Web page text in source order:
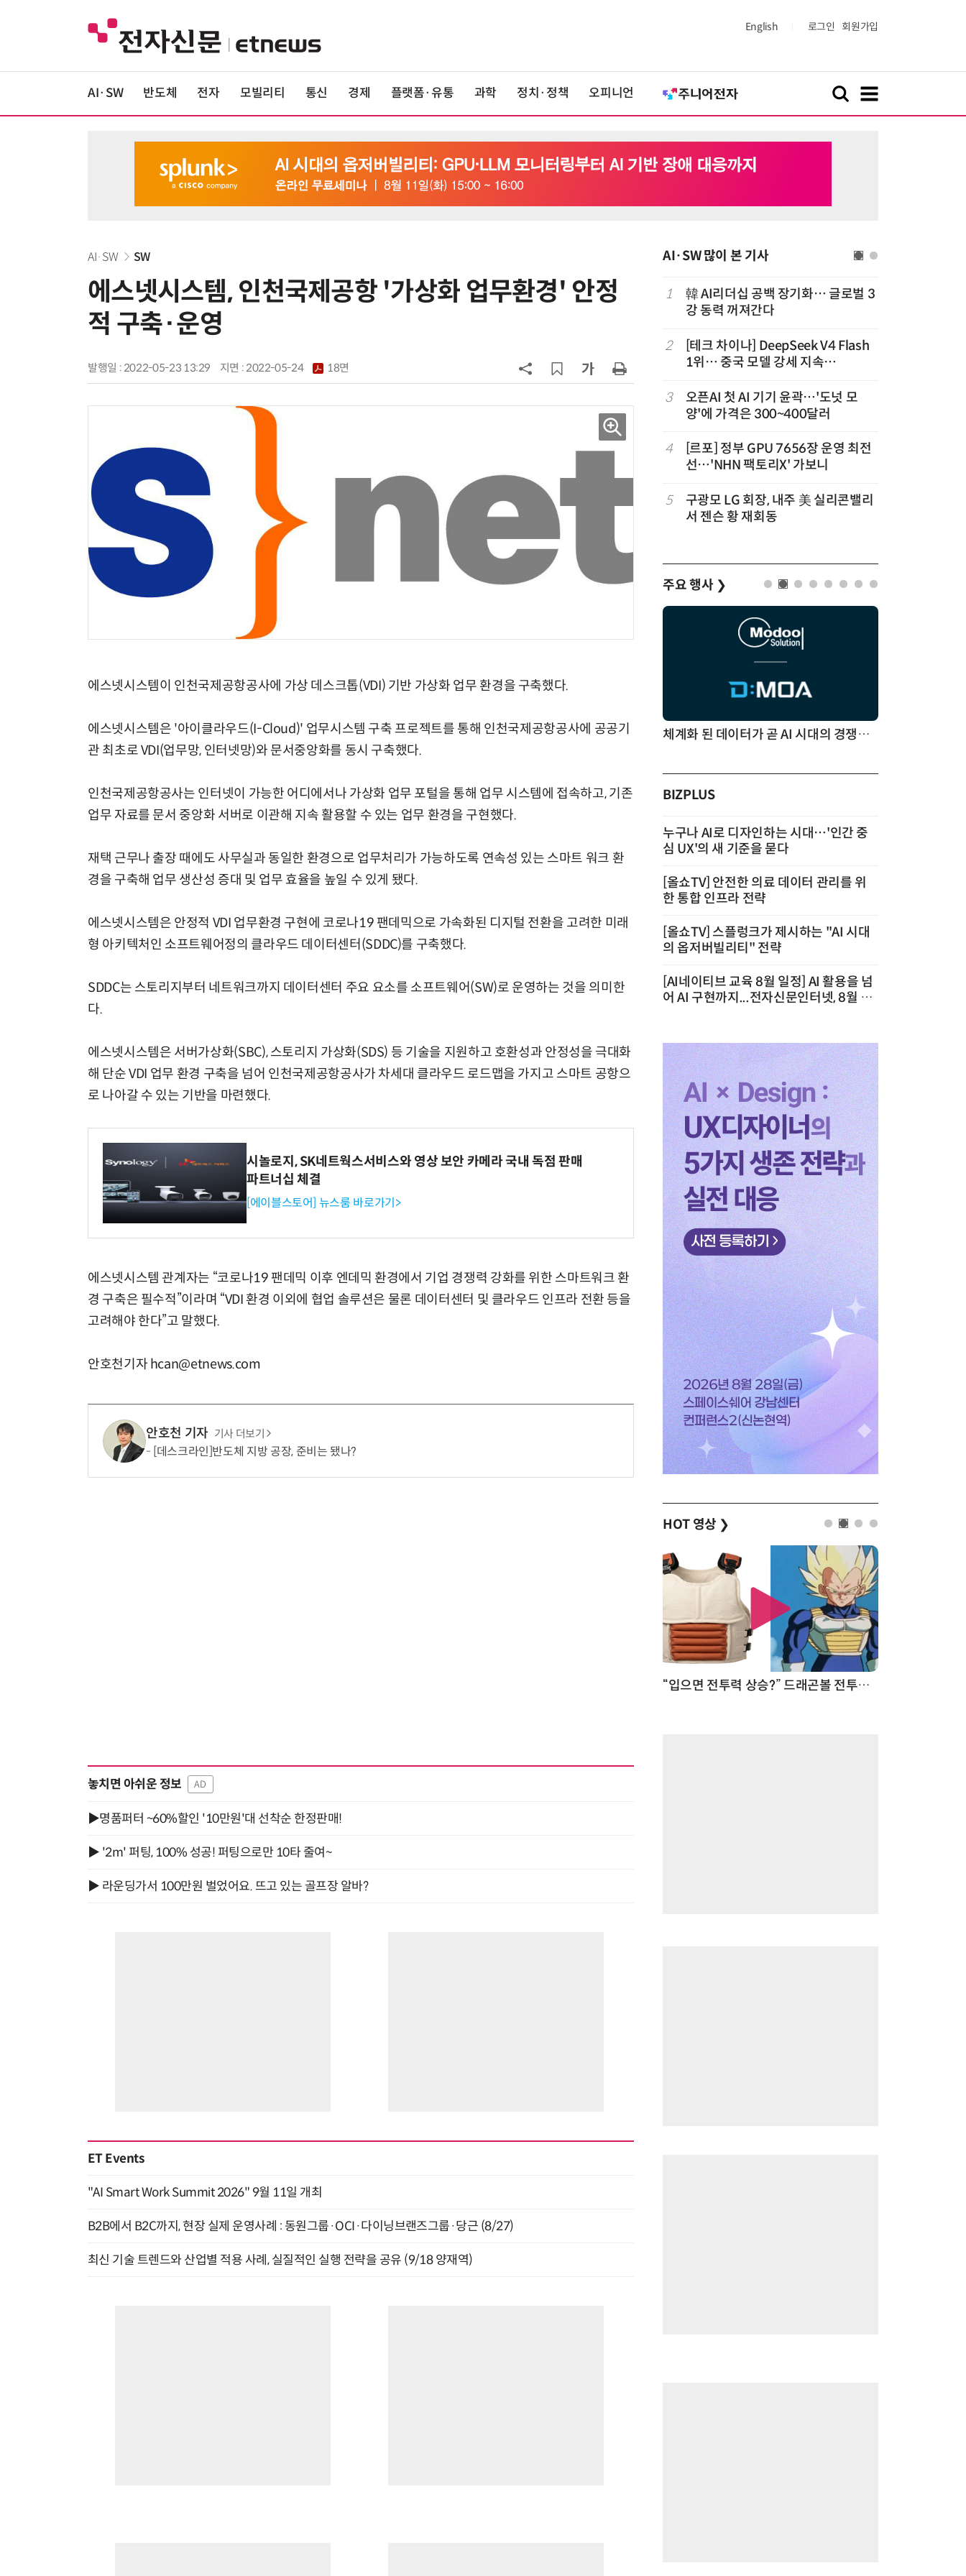
English 로그인 회원가입
AI·SW 반도체 전자 모빌리티 통신 경제 플랫폼·유통 과학 정치·정책 오피니언
AI·SW SW
에스넷시스템, 인천국제공항 '가상화 업무환경' 안정
적 구축·운영
발행일 : 2022-05-23 13:29 지면 :2022-05-24 18면
에스넷시스템이 인천국제공항공사에 가상 데스크톱(VDI) 기반 가상화 업무 환경을 구축했다.
에스넷시스템은 '아이클라우드(I-Cloud)' 업무시스템 구축 프로젝트를 통해 인천국제공항공사에 공공기
관 최초로 VDI(업무망, 인터넷망)와 문서중앙화를 동시 구축했다.
인천국제공항공사는 인터넷이 가능한 어디에서나 가상화 업무 포털을 통해 업무 시스템에 접속하고, 기존
업무 자료를 문서 중앙화 서버로 이관해 지속 활용할 수 있는 업무 환경을 구현했다.
재택 근무나 출장 때에도 사무실과 동일한 환경으로 업무처리가 가능하도록 연속성 있는 스마트 워크 환
경을 구축해 업무 생산성 증대 및 업무 효율을 높일 수 있게 됐다.
에스넷시스템은 안정적 VDI 업무환경 구현에 코로나19 팬데믹으로 가속화된 디지털 전환을 고려한 미래
형 아키텍처인 소프트웨어정의 클라우드 데이터센터(SDDC)를 구축했다.
SDDC는 스토리지부터 네트워크까지 데이터센터 주요 요소를 소프트웨어(SW)로 운영하는 것을 의미한
다.
에스넷시스템은 서버가상화(SBC), 스토리지 가상화(SDS) 등 기술을 지원하고 호환성과 안정성을 극대화
해 단순 VDI 업무 환경 구축을 넘어 인천국제공항공사가 차세대 클라우드 로드맵을 가지고 스마트 공항으
로 나아갈 수 있는 기반을 마련했다.
시놀로지, SK네트웍스서비스와 영상 보안 카메라 국내 독점 판매
파트너십 체결
[에이블스토어] 뉴스룸 바로가기>
에스넷시스템 관계자는 “코로나19 팬데믹 이후 엔데믹 환경에서 기업 경쟁력 강화를 위한 스마트워크 환
경 구축은 필수적”이라며 “VDI 환경 이외에 협업 솔루션은 물론 데이터센터 및 클라우드 인프라 전환 등을
고려해야 한다”고 말했다.
안호천기자 hcan@etnews.com
안호천 기자 기사 더보기
[데스크라인]반도체 지방 공장, 준비는 됐나?
놓치면 아쉬운 정보 AD
▶명품퍼터 ~60%할인 '10만원'대 선착순 한정판매!
▶ '2m' 퍼팅, 100% 성공! 퍼팅으로만 10타 줄여~
▶ 라운딩가서 100만원 벌었어요. 뜨고 있는 골프장 알바?
ET Events
"AI Smart Work Summit 2026" 9월 11일 개최
B2B에서 B2C까지, 현장 실제 운영사례 : 동원그룹·OCI·다이닝브랜즈그룹·당근 (8/27)
최신 기술 트렌드와 산업별 적용 사례, 실질적인 실행 전략을 공유 (9/18 양재역)
AI·SW 많이 본 기사
6
앤트로픽·오픈AI 이어 메타도…AI
“포항을 '제조 AX' 글로벌 거점으
로벌 협력 속도
10
오픈AI, 챗GPT 무료도 최신 모델 무
한 지원…'아스트라' 출시 연기
1
韓 AI리더십 공백 장기화… 글로벌 3
강 동력 꺼져간다
2
[테크 차이나] DeepSeek V4 Flash
1위… 중국 모델 강세 지속
순위)
3
오픈AI 첫 AI 기기 윤곽…'도넛 모
양'에 가격은 300~400달러
4
[르포] 정부 GPU 7656장 운영 최전
선…'NHN 팩토리X' 가보니
5
구광모 LG 회장, 내주 美 실리콘밸리
서 젠슨 황 재회동
주요 행사 ❯
AI Native Enterprise를 지원하는 AI Ready Data 플랫폼 활용 전략 AI 시대의 옵저버빌리티: GPU·LLM 모니터링부터 AI 기반 장애 대응까지 체계화 된 데이터가 곧 AI 시대의 경쟁력이다
BIZPLUS
누구나 AI로 디자인하는 시대…'인간 중
심 UX'의 새 기준을 묻다
[올쇼TV] 안전한 의료 데이터 관리를 위
한 통합 인프라 전략
[올쇼TV] 스플렁크가 제시하는 "AI 시대
의 옵저버빌리티" 전략
[AI네이티브 교육 8월 일정] AI 활용을 넘
어 AI 구현까지...전자신문인터넷, 8월 실
HOT 영상 ❯
“입으면 전투력 상승?” 드래곤볼 전투복 닮은 중량조끼